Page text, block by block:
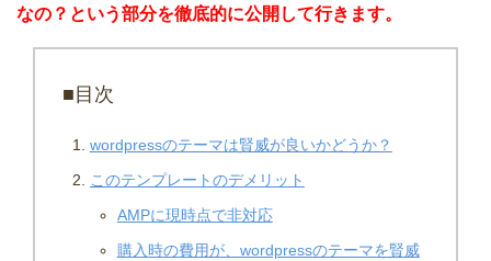
なの？という部分を徹底的に公開して行きます。
■目次
wordpressのテーマは賢威が良いかどうか？
このテンプレートのデメリット
AMPに現時点で非対応
購入時の費用が、wordpressのテーマを賢威